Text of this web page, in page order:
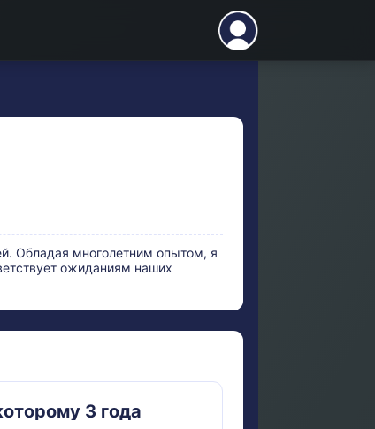
Обладая многолетним опытом, я
ожиданиям наших
3 года